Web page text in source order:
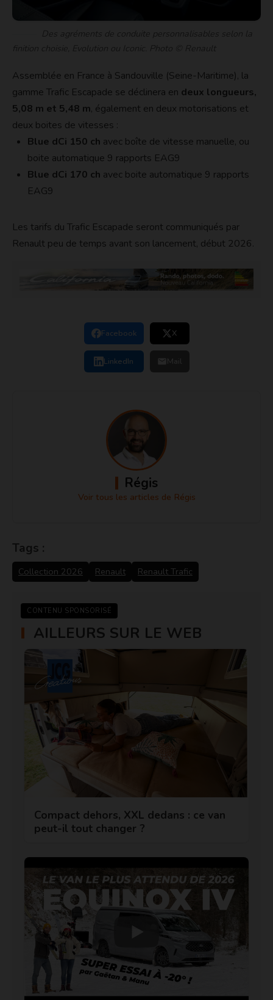
Assemblée en France à Sandouville (Seine-Maritime), la
gamme Trafic Escapade se déclinera en deux longueurs,
5,08 m et 5,48 m, également en deux motorisations et
deux boites de vitesses :
Blue dCi 150 ch avec boîte de vitesse manuelle, ou
boite automatique 9 rapports EAG9
Blue dCi 170 ch avec boite automatique 9 rapports
EAG9
Les tarifs du Trafic Escapade seront communiqués par
Renault peu de temps avant son lancement, début 2026.
Facebook X
LinkedIn
Régis
Voir tous les articles de Régis
Tags :
Collection 2026 Renault Renault Trafic
CONTENU SPONSORISÉ
AILLEURS SUR LE WEB
Compact dehors, XXL dedans : ce van
peut-il tout changer ?